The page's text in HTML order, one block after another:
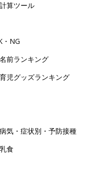
算ツール
・NG
前ランキング
児グッズランキング
気・症状別・予防接種
食